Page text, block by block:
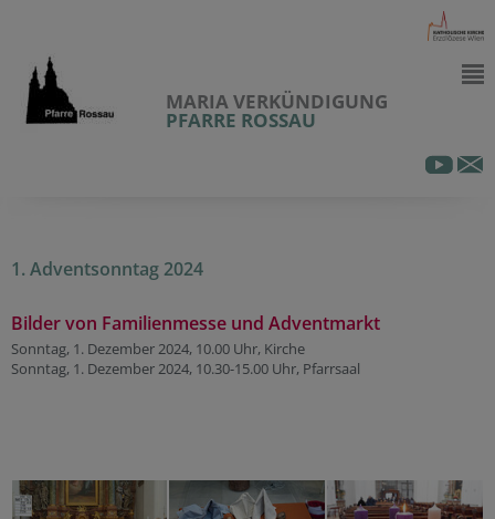
MARIA VERKÜNDIGUNG
PFARRE ROSSAU
1. Adventsonntag 2024
Bilder von Familienmesse und Adventmarkt
Sonntag, 1. Dezember 2024, 10.00 Uhr, Kirche
Sonntag, 1. Dezember 2024, 10.30-15.00 Uhr, Pfarrsaal